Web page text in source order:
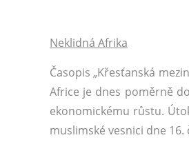
Neklidná Afrika
Časopis „Křesťanská
Africe je dnes poměrně
ekonomickému růstu.
muslimské vesnici dne